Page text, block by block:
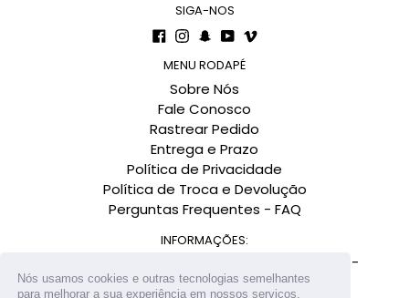
Nós usamos cookies e outras tecnologias semelhantes
para melhorar a sua experiência em nossos serviços,
SIGA-NOS
Facebook
Instagram
Snapchat
YouTube
Vimeo
MENU RODAPÉ
Sobre Nós
Fale Conosco
Rastrear Pedido
Entrega e Prazo
Política de Privacidade
Política de Troca e Devolução
Perguntas Frequentes - FAQ
INFORMAÇÕES:
Av. Governador Gustavo Richard, 900 - Centro -
Florianópolis-SC CEP: 88010-290